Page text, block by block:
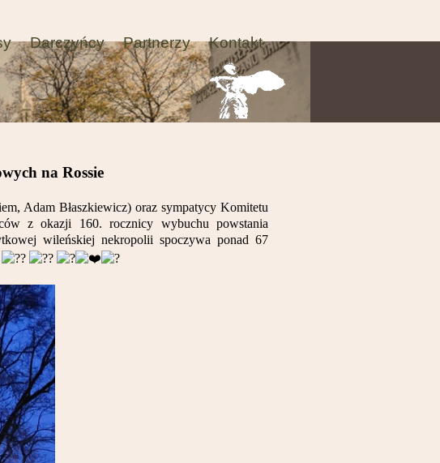
Darczyńcy Partnerzy Kontakt
na Rossie
Adam Błaszkiewicz) oraz sympatycy Komitetu
z okazji 160. rocznicy wybuchu powstania
wileńskiej nekropolii spoczywa ponad 67